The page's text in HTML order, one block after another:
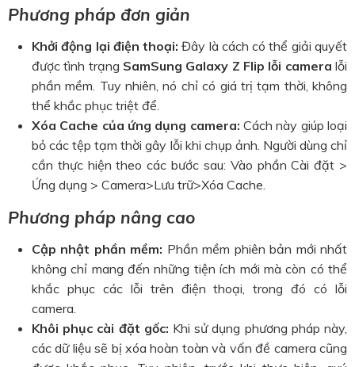
Phương pháp đơn giản
Khởi động lại điện thoại: Đây là cách có thể giải quyết
được tình trạng SamSung Galaxy Z Flip lỗi camera lỗi
phần mềm. Tuy nhiên, nó chỉ có giá trị tạm thời, không
thể khắc phục triệt để.
Xóa Cache của ứng dụng camera: Cách này giúp loại
bỏ các tệp tạm thời gây lỗi khi chụp ảnh. Người dùng chỉ
cần thực hiện theo các bước sau: Vào phần Cài đặt >
Ứng dụng > Camera>Lưu trữ>Xóa Cache.
Phương pháp nâng cao
Cập nhật phần mềm: Phần mềm phiên bản mới nhất
không chỉ mang đến những tiện ích mới mà còn có thể
khắc phục các lỗi trên điện thoại, trong đó có lỗi
camera.
Khôi phục cài đặt gốc: Khi sử dụng phương pháp này,
các dữ liệu sẽ bị xóa hoàn toàn và vấn đề camera cũng